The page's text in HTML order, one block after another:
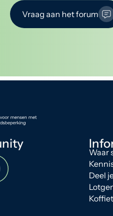
Vraag aan het forum
Waar
Deel